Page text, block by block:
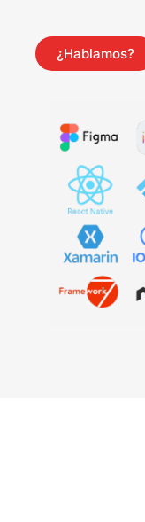
¿Hablamos?